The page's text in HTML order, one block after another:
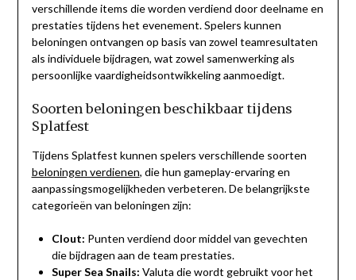
verschillende items die worden verdiend door deelname en
prestaties tijdens het evenement. Spelers kunnen
beloningen ontvangen op basis van zowel teamresultaten
als individuele bijdragen, wat zowel samenwerking als
persoonlijke vaardigheidsontwikkeling aanmoedigt.
Soorten beloningen beschikbaar tijdens
Splatfest
Tijdens Splatfest kunnen spelers verschillende soorten
beloningen verdienen, die hun gameplay-ervaring en
aanpassingsmogelijkheden verbeteren. De belangrijkste
categorieën van beloningen zijn:
Clout: Punten verdiend door middel van gevechten
die bijdragen aan de team prestaties.
Super Sea Snails: Valuta die wordt gebruikt voor het